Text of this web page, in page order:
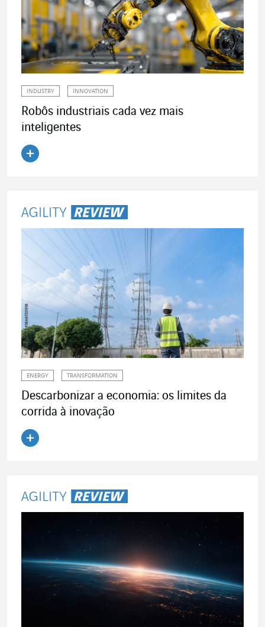
INDUSTRY INNOVATION
Robôs industriais cada vez mais
inteligentes
ENERGY TRANSFORMATION
Descarbonizar a economia: os limites da
corrida à inovação